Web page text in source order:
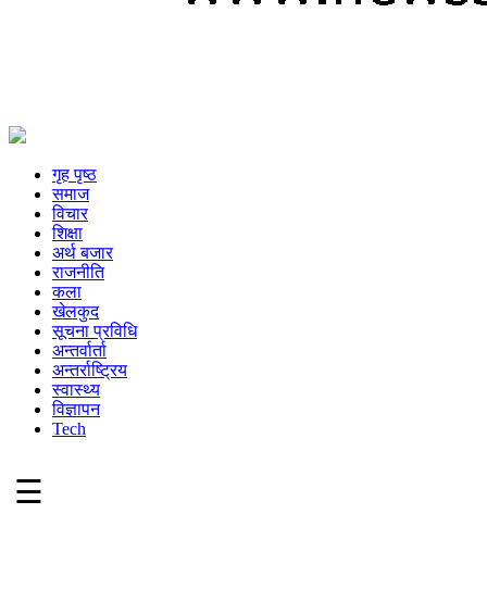
गृह पृष्ठ
समाज
विचार
शिक्षा
अर्थ बजार
राजनीति
कला
खेलकुद
सूचना प्रविधि
अन्तर्वार्ता
अन्तर्राष्ट्रिय
स्वास्थ्य
विज्ञापन
Tech
☰